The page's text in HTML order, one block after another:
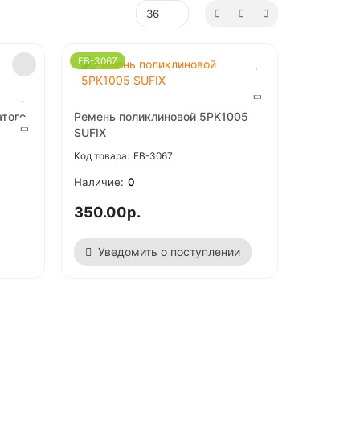
FB-3067
Ремень поликлиновой 5PK1005
SUFIX
FB-3067
0
350.00р.
Уведомить о поступлении